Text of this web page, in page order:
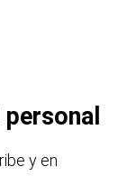
y en